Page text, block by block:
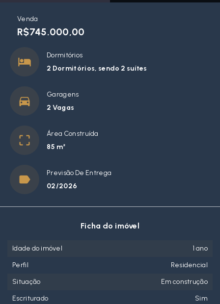
Venda
R$745.000,00
Dormitórios
2 Dormitórios, sendo 2 suítes
Garagens
2 Vagas
Área Construída
85 m²
Previsão De Entrega
02/2026
Ficha do imóvel
Idade do imóvel
1 ano
Perfil
Residencial
Situação
Em construção
Escriturado
Sim